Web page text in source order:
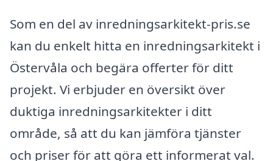
Som en del av inredningsarkitekt-pris.se
kan du enkelt hitta en inredningsarkitekt i
Östervåla och begära offerter för ditt
projekt. Vi erbjuder en översikt över
duktiga inredningsarkitekter i ditt
område, så att du kan jämföra tjänster
och priser för att göra ett informerat val.